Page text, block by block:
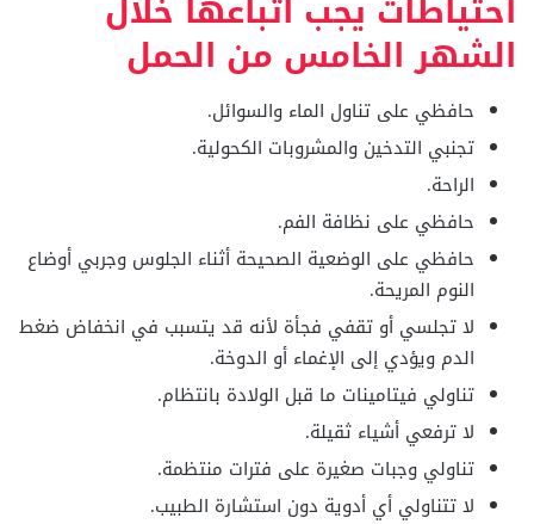
الشهر الخامس من الحمل
حافظي على تناول الماء والسوائل.
تجنبي التدخين والمشروبات الكحولية.
الراحة.
حافظي على نظافة الفم.
حافظي على الوضعية الصحيحة أثناء الجلوس وجربي أوضاع
النوم المريحة.
لا تجلسي أو تقفي فجأة لأنه قد يتسبب في انخفاض ضغط
الدم ويؤدي إلى الإغماء أو الدوخة.
تناولي فيتامينات ما قبل الولادة بانتظام.
لا ترفعي أشياء ثقيلة.
تناولي وجبات صغيرة على فترات منتظمة.
لا تتناولي أي أدوية دون استشارة الطبيب.